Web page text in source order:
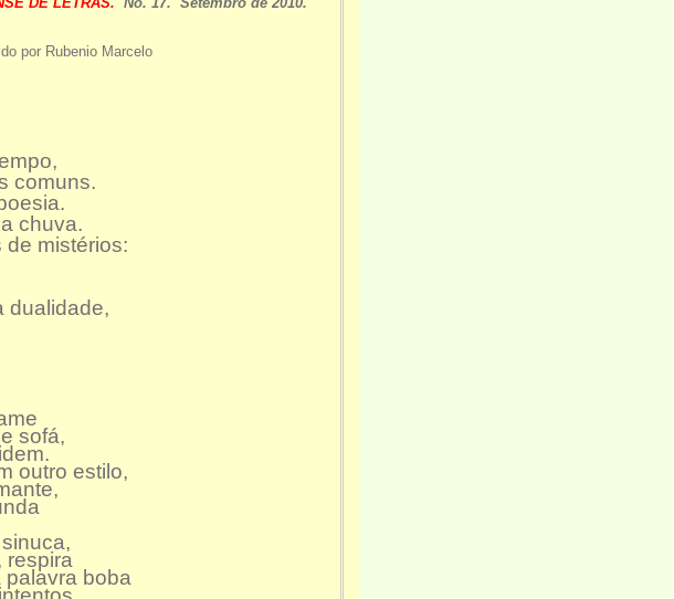
Marcelo
comuns.
chuva.
mistérios:
dualidade,
sofá,
outro estilo,
respira
palavra boba